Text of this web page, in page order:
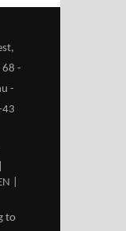
68 -
-
43
to